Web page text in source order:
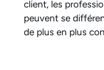
client, les
peuvent se
de plus en plus